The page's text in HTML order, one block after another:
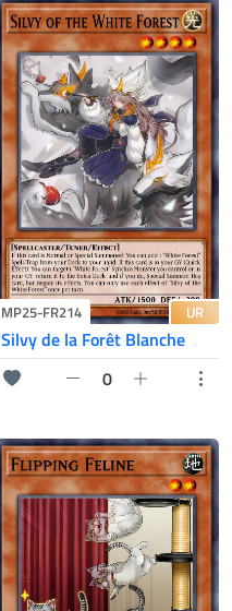
MP25-FR214 UR
Silvy de la Forêt Blanche
0